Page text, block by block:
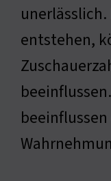
entstehen,